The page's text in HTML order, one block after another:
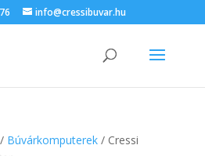
info@cressibuvar.hu
Búvárkomputerek/ Cressi